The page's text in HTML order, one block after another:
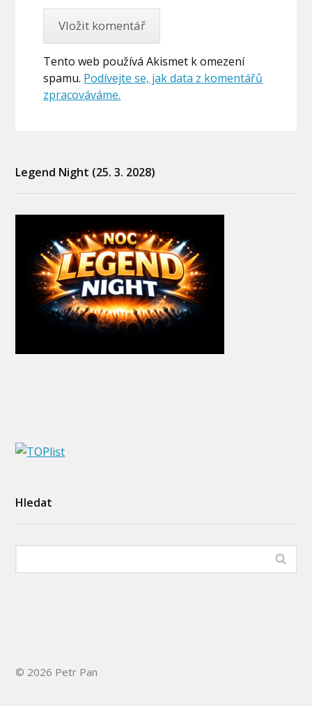
Tento web používá Akismet k omezení
spamu. Podívejte se, jak data z komentářů
zpracováváme.
Legend Night (25. 3. 2028)
Hledat
© 2026 Petr Pan